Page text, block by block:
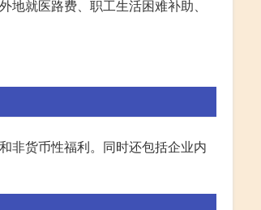
就医路费、职工生活困难补助、
非货币性福利。同时还包括企业内